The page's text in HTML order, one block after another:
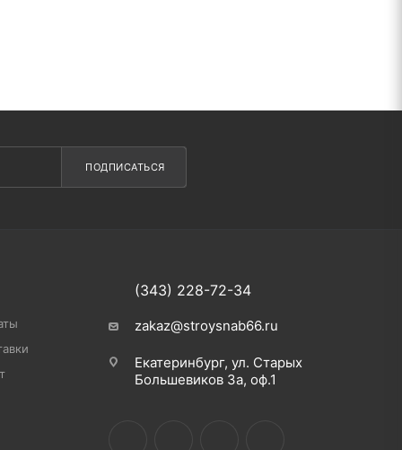
ПОДПИСАТЬСЯ
(343) 228-72-34
zakaz@stroysnab66.ru
Екатеринбург, ул. Старых
Большевиков 3а, оф.1